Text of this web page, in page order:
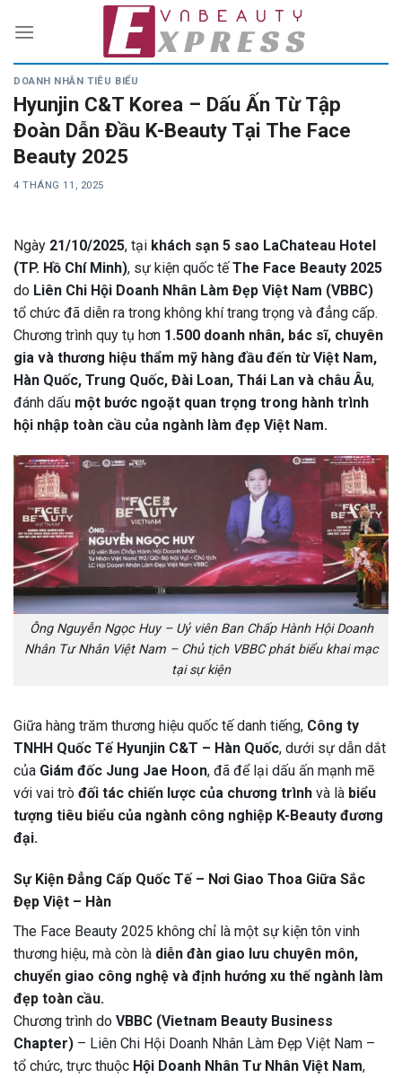
DOANH NHÂN TIÊU BIỂU
Hyunjin C&T Korea – Dấu Ấn Từ Tập
Đoàn Dẫn Đầu K-Beauty Tại The Face
Beauty 2025
4 THÁNG 11, 2025
Ngày 21/10/2025, tại khách sạn 5 sao LaChateau Hotel
(TP. Hồ Chí Minh), sự kiện quốc tếThe Face Beauty 2025
do Liên Chi Hội Doanh Nhân Làm Đẹp Việt Nam (VBBC)
tổ chức đã diễn ra trong không khí trang trọng và đẳng cấp.
Chương trình quy tụ hơn 1.500 doanh nhân, bác sĩ, chuyên
gia và thương hiệu thẩm mỹ hàng đầu đến từ Việt Nam,
Hàn Quốc, Trung Quốc, Đài Loan, Thái Lan và châu Âu,
đánh dấu một bước ngoặt quan trọng trong hành trình
hội nhập toàn cầu của ngành làm đẹp Việt Nam.
Ông Nguyễn Ngọc Huy – Uỷ viên Ban Chấp Hành Hội Doanh
Nhân Tư Nhân Việt Nam – Chủ tịch VBBC phát biểu khai mạc
tại sự kiện
Giữa hàng trăm thương hiệu quốc tế danh tiếng, Công ty
TNHH Quốc Tế Hyunjin C&T – Hàn Quốc, dưới sự dẫn dắt
của Giám đốc Jung Jae Hoon, đã để lại dấu ấn mạnh mẽ
với vai trò đối tác chiến lược của chương trình và là biểu
tượng tiêu biểu của ngành công nghiệp K-Beauty đương
đại.
Sự Kiện Đẳng Cấp Quốc Tế – Nơi Giao Thoa Giữa Sắc
Đẹp Việt – Hàn
The Face Beauty 2025 không chỉ là một sự kiện tôn vinh
thương hiệu, mà còn là diễn đàn giao lưu chuyên môn,
chuyển giao công nghệ và định hướng xu thế ngành làm
đẹp toàn cầu.
Chương trình do VBBC (Vietnam Beauty Business
Chapter) – Liên Chi Hội Doanh Nhân Làm Đẹp Việt Nam –
tổ chức, trực thuộc Hội Doanh Nhân Tư Nhân Việt Nam,